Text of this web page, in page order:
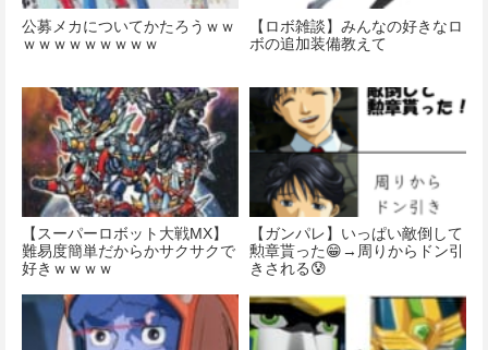
公募メカについてかたろうｗｗ
ｗｗｗｗｗｗｗｗｗ
【ロボ雑談】みんなの好きなロ
ボの追加装備教えて
【スーパーロボット大戦MX】
難易度簡単だからかサクサクで
好きｗｗｗｗ
【ガンパレ】いっぱい敵倒して
勲章貰った😁→周りからドン引
きされる😰